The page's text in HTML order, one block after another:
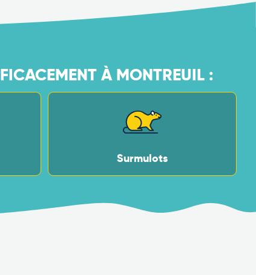
À MONTREUIL :
Surmulots